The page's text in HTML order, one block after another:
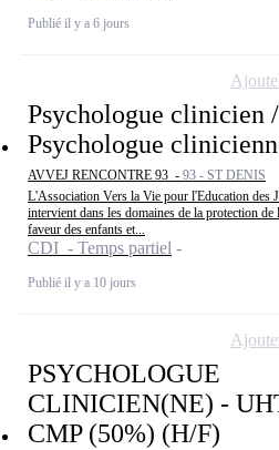
Publié il y a 6 jours
Psychologue clinicien /
Psychologue
AVVEJ RENCONTRE 93 - 93 - ST DENIS
L'Association Vers la Vie pour l'Education des
intervient dans les domaines de la protection
faveur des enfants et...
CDI - Temps partiel
Publié il y a 10 jours
PSYCHOLOGUE
CLINICIEN(NE) -
CMP (50%) (H/F)